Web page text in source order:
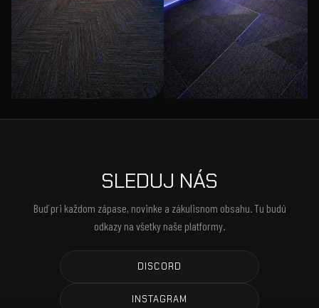
SLEDUJ NÁS
Buď pri každom zápase, novinke a zákulisnom obsahu. Tu budú
odkazy na všetky naše platformy.
DISCORD
INSTAGRAM